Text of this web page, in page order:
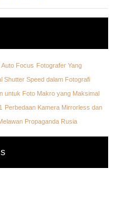
Focus Fotografer Yang
Shutter Speed dalam Fotografi
untuk Foto Makro yang Maksimal
Perbedaan Kamera Mirrorless dan
Propaganda Rusia